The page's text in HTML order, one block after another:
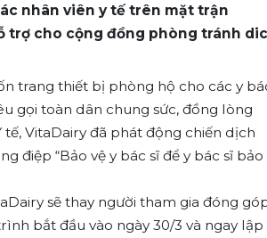
nhân viên y tế trên mặt trận
trợ cho cộng đồng phòng tránh
trang thiết bị phòng hộ cho các y
gọi toàn dân chung sức, đồng lòng
VitaDairy đã phát động chiến dịch
điệp “Bảo vệ y bác sĩ để y bác sĩ bảo
sẽ thay người tham gia đóng
bắt đầu vào ngày 30/3 và ngay lập